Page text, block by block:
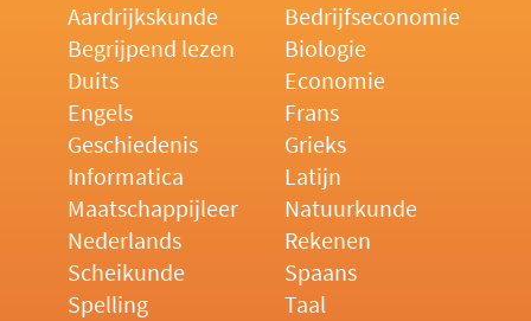
Aardrijkskunde
Bedrijfseconomie
Begrijpend lezen
Biologie
Duits
Economie
Engels
Frans
Geschiedenis
Grieks
Informatica
Latijn
Maatschappijleer
Natuurkunde
Nederlands
Rekenen
Scheikunde
Spaans
Spelling
Taal